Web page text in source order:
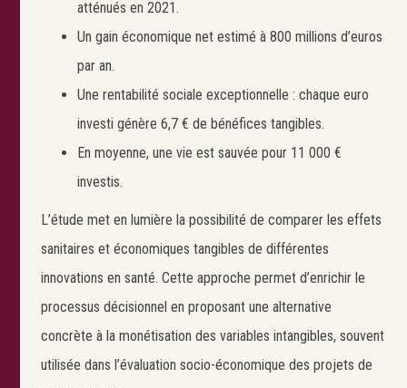
atténués en 2021.
Un gain économique net estimé à 800 millions d’euros
par an.
Une rentabilité sociale exceptionnelle : chaque euro
investi génère 6,7 € de bénéfices tangibles.
En moyenne, une vie est sauvée pour 11 000 €
investis.
L’étude met en lumière la possibilité de comparer les effets
sanitaires et économiques tangibles de différentes
innovations en santé. Cette approche permet d’enrichir le
processus décisionnel en proposant une alternative
concrète à la monétisation des variables intangibles, souvent
utilisée dans l’évaluation socio-économique des projets de
Search